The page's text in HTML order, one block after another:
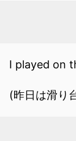
I played on
(昨日は滑り